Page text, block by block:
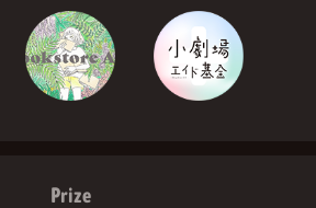
Prize